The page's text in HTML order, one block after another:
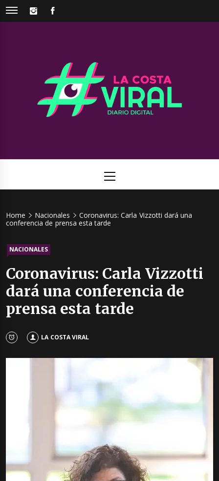
Skip
INSTAGRAM
Viral
Menu
Home Nacionales
Coronavirus: Carla Vizzotti dará una
conferencia de prensa esta tarde
NACIONALES
Coronavirus: Carla Vizzotti
dará una conferencia de
prensa esta tarde
LA COSTA VIRAL